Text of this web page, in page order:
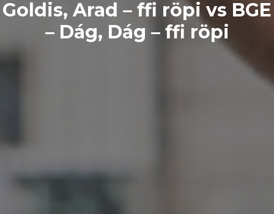
Goldis, Arad – ffi röpi vs BGE
– Dág, Dág – ffi röpi